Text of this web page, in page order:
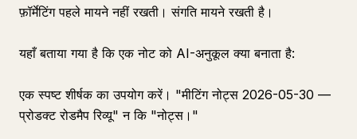
फ़ॉर्मेटिंग पहले मायने नहीं रखती। संगति मायने रखती है।
यहाँ बताया गया है कि एक नोट को AI-अनुकूल क्या बनाता है:
एक स्पष्ट शीर्षक का उपयोग करें। "मीटिंग नोट्स 2026-05-30 —
प्रोडक्ट रोडमैप रिव्यू" न कि "नोट्स।"